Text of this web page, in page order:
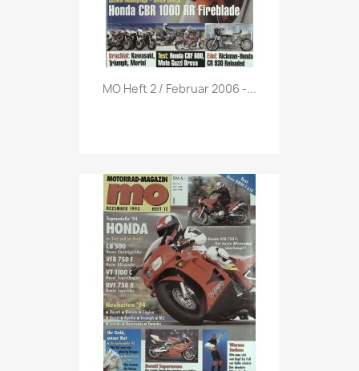
 Vorschau
MO Heft 2 / Februar 2006 -...